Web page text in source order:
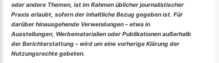
oder andere Themen, ist im Rahmen üblicher journalistischer
Praxis erlaubt, sofern der inhaltliche Bezug gegeben ist. Für
darüber hinausgehende Verwendungen – etwa in
Ausstellungen, Werbematerialien oder Publikationen außerhalb
der Berichterstattung – wird um eine vorherige Klärung der
Nutzungsrechte gebeten.